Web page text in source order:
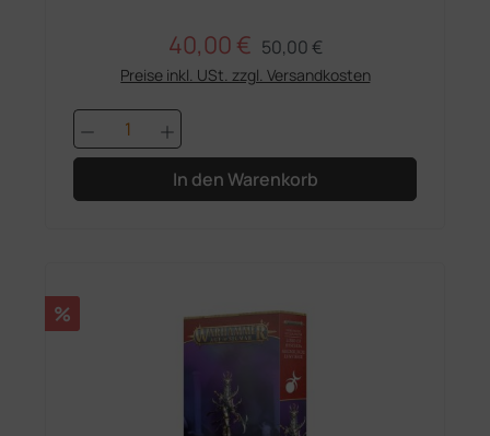
Verkaufspreis:
40,00 € Regulärer Preis:
50,00 €
Preise inkl. USt. zzgl. Versandkosten
Produkt Anzahl: Gib den
In den Warenkorb
Rabatt
%